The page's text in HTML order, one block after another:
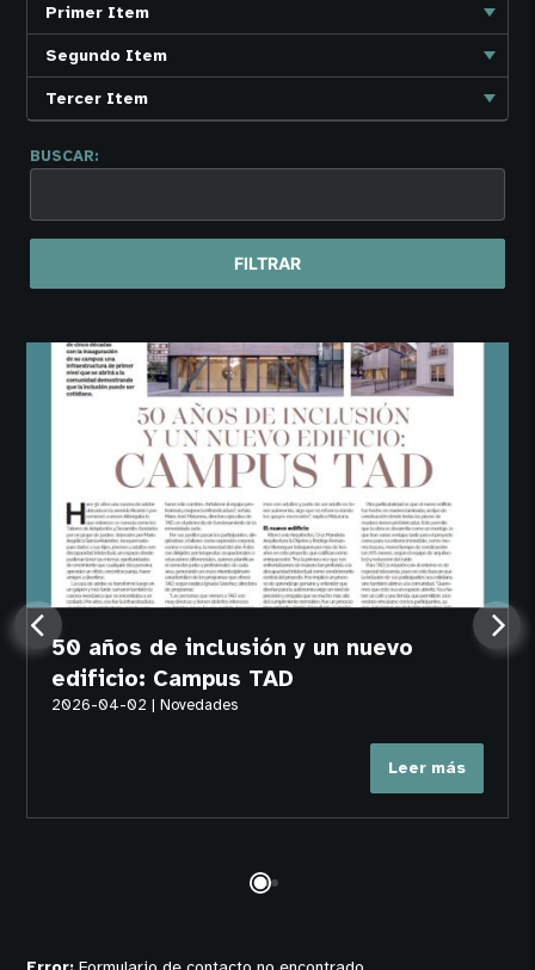
Primer Item
Segundo Item
Tercer Item
BUSCAR:
FILTRAR
50 años de inclusión y un nuevo
edificio: Campus TAD
2026-04-02 |Novedades
Leer más